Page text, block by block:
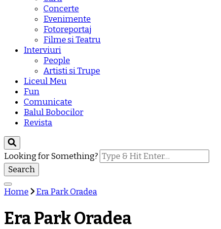
Concerte
Evenimente
Fotoreportaj
Filme si Teatru
Interviuri
People
Artisti si Trupe
Liceul Meu
Fun
Comunicate
Balul Bobocilor
Revista
Looking for Something?
Home Era Park Oradea
Era Park Oradea